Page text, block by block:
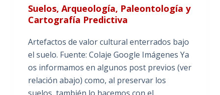
Suelos, Arqueología, Paleontología y
Cartografía Predictiva
Artefactos de valor cultural enterrados bajo
el suelo. Fuente: Colaje Google Imágenes Ya
os informamos en algunos post previos (ver
relación abajo) como, al preservar los